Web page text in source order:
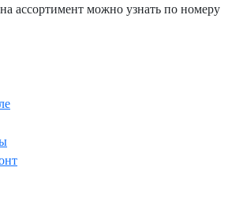
ассортимент можно узнать по номеру